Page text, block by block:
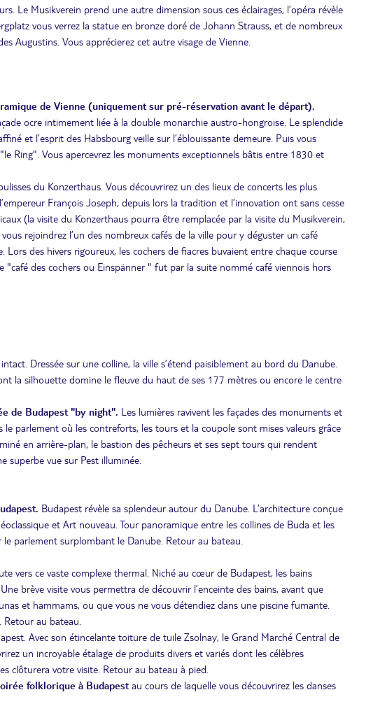
Le Musikverein prend une autre dimension sous ces éclairages, l’opéra révèle
vous verrez la statue en bronze doré de Johann Strauss, et de nombreux
Augustins. Vous apprécierez cet autre visage de Vienne.
de Vienne (uniquement sur pré-réservation avant le départ).
ocre intimement liée à la double monarchie austro-hongroise. Le splendide
et l’esprit des Habsbourg veille sur l’éblouissante demeure. Puis vous
Ring". Vous apercevrez les monuments exceptionnels bâtis entre 1830 et
du Konzerthaus. Vous découvrirez un des lieux de concerts les plus
François Joseph, depuis lors la tradition et l’innovation ont sans cesse
(la visite du Konzerthaus pourra être remplacée par la visite du Musikverein,
rejoindrez l’un des nombreux cafés de la ville pour y déguster un café
des hivers rigoureux, les cochers de fiacres buvaient entre chaque course
des cochers ou Einspänner " fut par la suite nommé café viennois hors
Dressée sur une colline, la ville s’étend paisiblement au bord du Danube.
la silhouette domine le fleuve du haut de ses 177 mètres ou encore le centre
de Budapest "by night". Les lumières ravivent les façades des monuments et
parlement où les contreforts, les tours et la coupole sont mises valeurs grâce
en arrière-plan, le bastion des pêcheurs et ses sept tours qui rendent
superbe vue sur Pest illuminée.
Budapest révèle sa splendeur autour du Danube. L’architecture conçue
et Art nouveau. Tour panoramique entre les collines de Buda et les
parlement surplombant le Danube. Retour au bateau.
vers ce vaste complexe thermal. Niché au cœur de Budapest, les bains
brève visite vous permettra de découvrir l’enceinte des bains, avant que
et hammams, ou que vous ne vous détendiez dans une piscine fumante.
au bateau.
Avec son étincelante toiture de tuile Zsolnay, le Grand Marché Central de
un incroyable étalage de produits divers et variés dont les célèbres
clôturera votre visite. Retour au bateau à pied.
folklorique à Budapestau cours de laquelle vous découvrirez les danses